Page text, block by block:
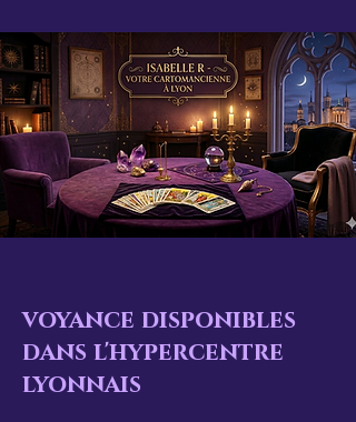
voyance disponibles
dans l'hypercentre
lyonnais